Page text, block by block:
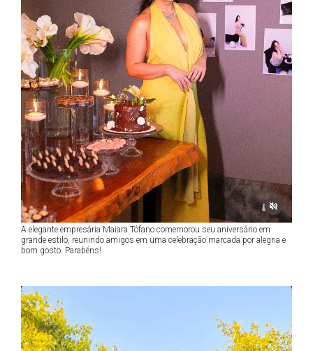
A elegante empresária Maiara Tófano comemorou seu aniversário em
grande estilo, reunindo amigos em uma celebração marcada por alegria e
bom gosto. Parabéns!